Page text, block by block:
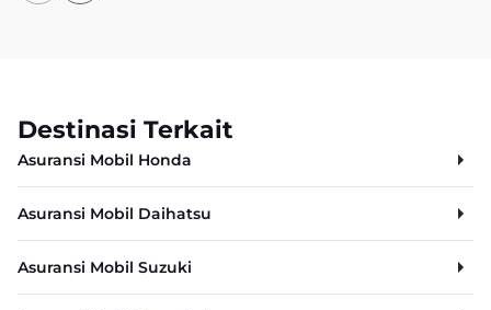
Destinasi Terkait
Asuransi Mobil Honda
Asuransi Mobil Daihatsu
Asuransi Mobil Suzuki